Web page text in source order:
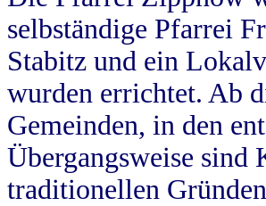
selbständige Pfarrei
Stabitz und ein
wurden errichtet. Ab
Gemeinden, in den
Übergangsweise sind
traditionellen